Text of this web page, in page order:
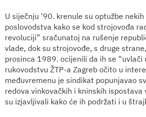
U siječnju '90. krenule su optužbe nekih
poslovodstva kako se kod strojovođa
revoluciji” sračunatoj na rušenje
vlade, dok su strojovođe, s druge
prosinca 1989. ocijenili da ih se “uvlači
rukovodstvu ŽTP-a Zagreb očito u
međuvremenu je sindikat popunjavao
redova vinkovačkih i kninskih ispostava
su izjavljivali kako će ih podržati i u